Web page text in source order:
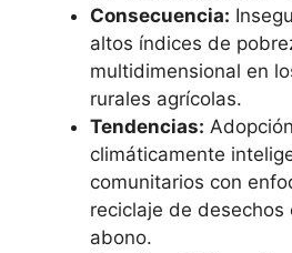
Consecuencia:
altos índices de
multidimensional en
rurales agrícolas.
Tendencias:
climáticamente
comunitarios con
reciclaje de desechos
abono.